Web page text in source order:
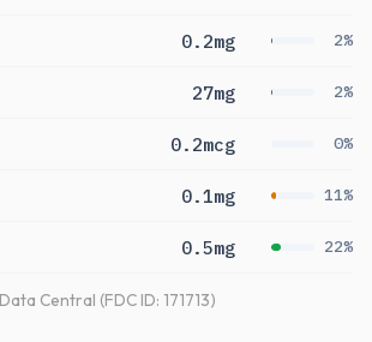
0.2mg 2%
27mg 2%
0.2mcg 0%
0.1mg 11%
0.5mg 22%
Central (FDC ID: 171713)